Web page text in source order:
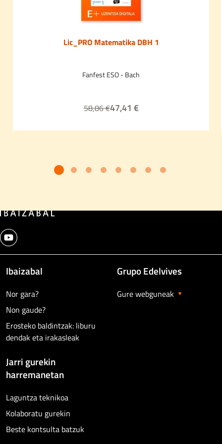
Lic_PRO Matematika DBH 1
Fanfest ESO - Bach
58,86 €47,41 €
Ibaizabal
Nor gara?
Non gaude?
Erosteko baldintzak: liburu
dendak eta irakasleak
Grupo Edelvives
Gure webguneak
Jarri gurekin
harremanetan
Laguntza teknikoa
Kolaboratu gurekin
Beste kontsulta batzuk